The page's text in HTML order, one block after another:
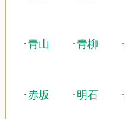
･青山 ･青柳 ･
･赤坂 ･明石 ･